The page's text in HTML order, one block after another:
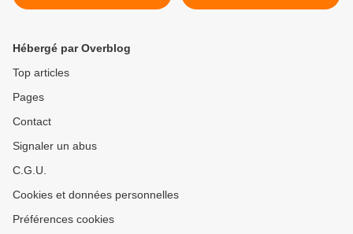
Hébergé par Overblog
Top articles
Pages
Contact
Signaler un abus
C.G.U.
Cookies et données personnelles
Préférences cookies